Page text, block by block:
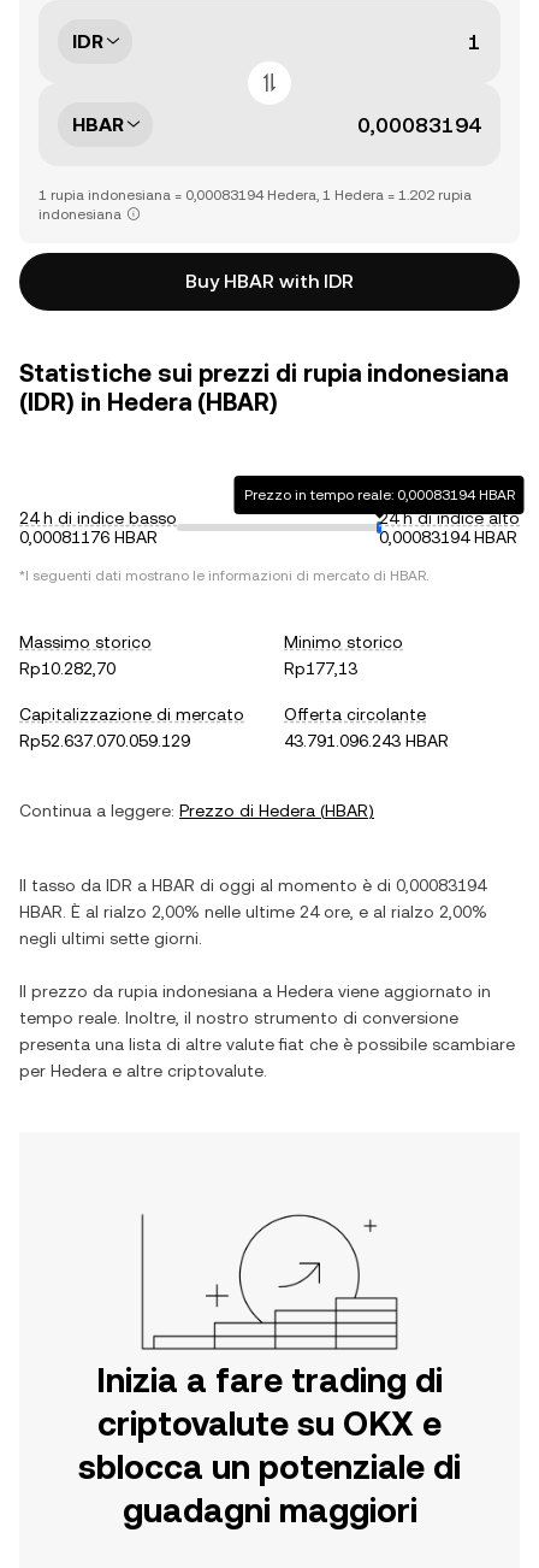
IDR
HBAR
1 rupia indonesiana = 0,00083194 Hedera, 1 Hedera = 1.202 rupia
indonesiana
Buy HBAR with IDR
Statistiche sui prezzi di rupia indonesiana
(IDR) in Hedera (HBAR)
24 h di indice basso
0,00081176 HBAR
Prezzo in tempo reale: 0,00083194 HBAR
24 h di indice alto
0,00083194 HBAR
*I seguenti dati mostrano le informazioni di mercato di HBAR.
Massimo storico
Rp10.282,70
Minimo storico
Rp177,13
Capitalizzazione di mercato
Rp52.637.070.059.129
Offerta circolante
43.791.096.243 HBAR
Continua a leggere: Prezzo di Hedera (HBAR)
Il tasso da IDR a HBAR di oggi al momento è di 0,00083194
HBAR . È al rialzo 2,00% nelle ultime 24 ore, e al rialzo 2,00%
negli ultimi sette giorni.
Il prezzo da rupia indonesiana a Hedera viene aggiornato in
tempo reale. Inoltre, il nostro strumento di conversione
presenta una lista di altre valute fiat che è possibile scambiare
per Hedera e altre criptovalute.
Inizia a fare trading di
criptovalute su OKX e
sblocca un potenziale di
guadagni maggiori